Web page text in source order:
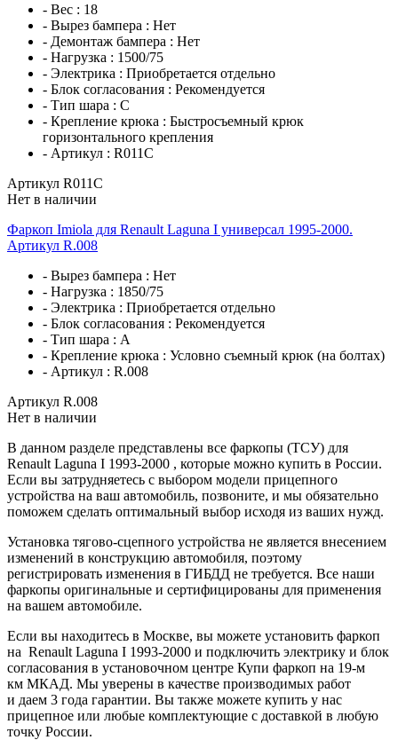
- Вес : 18
- Вырез бампера : Нет
- Демонтаж бампера : Нет
- Нагрузка : 1500/75
- Электрика : Приобретается отдельно
- Блок согласования : Рекомендуется
- Тип шара : C
- Крепление крюка : Быстросъемный крюк
горизонтального крепления
- Артикул : R011C
Артикул R011C
Нет в наличии
Фаркоп Imiola для Renault Laguna I универсал 1995-2000.
Артикул R.008
- Вырез бампера : Нет
- Нагрузка : 1850/75
- Электрика : Приобретается отдельно
- Блок согласования : Рекомендуется
- Тип шара : A
- Крепление крюка : Условно съемный крюк (на болтах)
- Артикул : R.008
Артикул R.008
Нет в наличии
В данном разделе представлены все фаркопы (ТСУ) для
Renault Laguna I 1993-2000 , которые можно купить в России.
Если вы затрудняетесь с выбором модели прицепного
устройства на ваш автомобиль, позвоните, и мы обязательно
поможем сделать оптимальный выбор исходя из ваших нужд.
Установка тягово-сцепного устройства не является внесением
изменений в конструкцию автомобиля, поэтому
регистрировать изменения в ГИБДД не требуется. Все наши
фаркопы оригинальные и сертифицированы для применения
на вашем автомобиле.
Если вы находитесь в Москве, вы можете установить фаркоп
на Renault Laguna I 1993-2000 и подключить электрику и блок
согласования в установочном центре Купи фаркоп на 19-м
км МКАД. Мы уверены в качестве производимых работ
и даем 3 года гарантии. Вы также можете купить у нас
прицепное или любые комплектующие с доставкой в любую
точку России.